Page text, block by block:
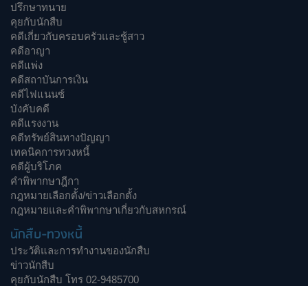
ปรึกษาทนาย
คุยกับนักสืบ
คดีเกี่ยวกับครอบครัวและชู้สาว
คดีอาญา
คดีแพ่ง
คดีสถาบันการเงิน
คดีไฟแนนซ์
บังคับคดี
คดีแรงงาน
คดีทรัพย์สินทางปัญญา
เทคนิคการทวงหนี้
คดีผู้บริโภค
คำพิพากษาฎีกา
กฎหมายเลือกตั้ง/ข่าวเลือกตั้ง
กฎหมายและคำพิพากษาเกี่ยวกับสหกรณ์
นักสืบ-ทวงหนี้
ประวัติและการทำงานของนักสืบ
ข่าวนักสืบ
คุยกับนักสืบ โทร 02-9485700